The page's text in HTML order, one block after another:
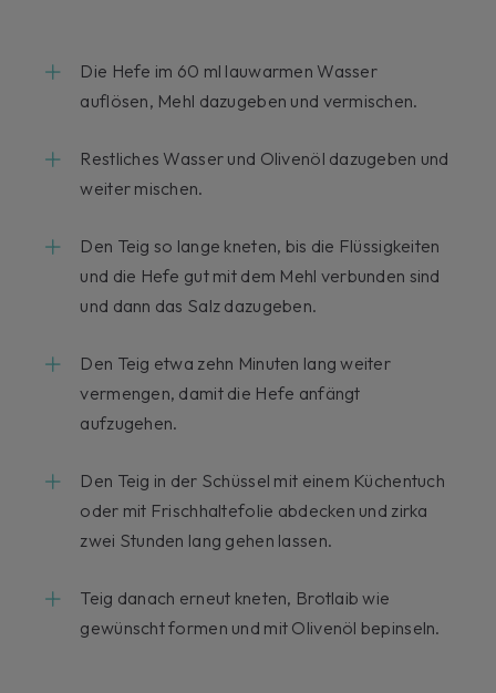
Die Hefe im 60 ml lauwarmen Wasser
auflösen, Mehl dazugeben und vermischen.
Restliches Wasser und Olivenöl dazugeben und
weiter mischen.
Den Teig so lange kneten, bis die Flüssigkeiten
und die Hefe gut mit dem Mehl verbunden sind
und dann das Salz dazugeben.
Den Teig etwa zehn Minuten lang weiter
vermengen, damit die Hefe anfängt
aufzugehen.
Den Teig in der Schüssel mit einem Küchentuch
oder mit Frischhaltefolie abdecken und zirka
zwei Stunden lang gehen lassen.
Teig danach erneut kneten, Brotlaib wie
gewünscht formen und mit Olivenöl bepinseln.